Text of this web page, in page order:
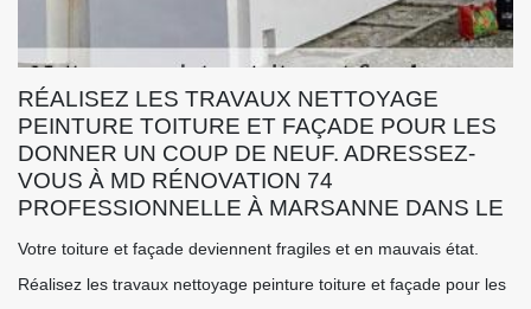
RÉALISEZ LES TRAVAUX NETTOYAGE
PEINTURE TOITURE ET FAÇADE POUR LES
DONNER UN COUP DE NEUF. ADRESSEZ-
VOUS À MD RÉNOVATION 74
PROFESSIONNELLE À MARSANNE DANS LE
Votre toiture et façade deviennent fragiles et en mauvais état.
Réalisez les travaux nettoyage peinture toiture et façade pour les